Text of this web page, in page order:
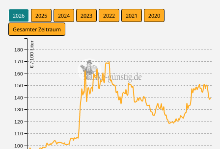
2026 2025 2024 2023 2022 2021
2020
Gesamter Zeitraum
€ / 100 Liter
100
110
120
130
140
150
160
170
180